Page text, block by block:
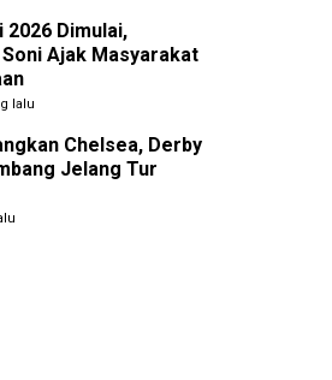
2026 Dimulai,
Ajak Masyarakat
lalu
Chelsea, Derby
Jelang Tur